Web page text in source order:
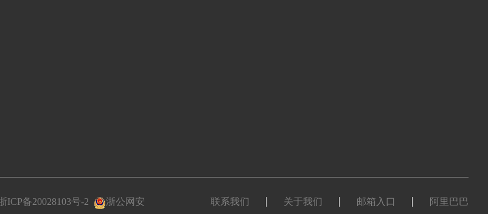
联系我们 关于我们 邮箱入口 阿里巴巴
ICP备20028103号-2
浙公网安